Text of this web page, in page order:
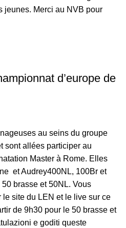
jeunes. Merci au NVB pour
d’europe de
au seins du groupe
sont allées participer au
Master à Rome. Elles
et Audrey400NL, 100Br et
brasse et 50NL. Vous
site du LEN et le live sur ce
de 9h30 pour le 50 brasse et
e goditi queste